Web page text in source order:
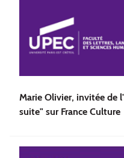
Marie Olivier, invitée de
suite" sur France Culture